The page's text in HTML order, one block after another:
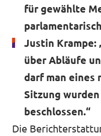
für gewählte
Justin Krampe:
über Abläufe
darf man eines
Sitzung
beschlossen.“
Die